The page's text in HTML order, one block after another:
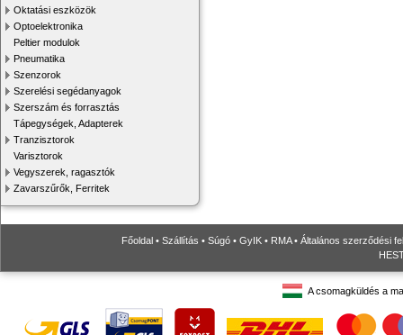
Oktatási eszközök
Optoelektronika
Peltier modulok
Pneumatika
Szenzorok
Szerelési segédanyagok
Szerszám és forrasztás
Tápegységek, Adapterek
Tranzisztorok
Varisztorok
Vegyszerek, ragasztók
Zavarszűrők, Ferritek
Főoldal • Szállítás • Súgó • GyIK • RMA• Általános szerződési
A csomagküldés a